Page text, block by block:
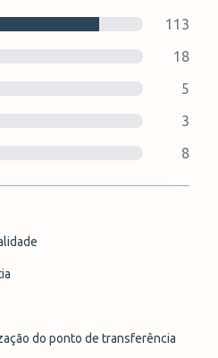
113
18
5
3
8
do ponto de transferência